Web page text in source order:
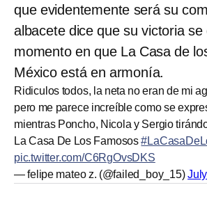
que evidentemente será su
albacete dice que su victoria se
momento en que La Casa de
México está en armonía.
Ridiculos todos, la neta no eran de mi
pero me parece increíble como se
mientras Poncho, Nicola y Sergio
La Casa De Los Famosos
pic.twitter.com/C6RgOvsDKS
— felipe mateo z. (@failed_boy_15)